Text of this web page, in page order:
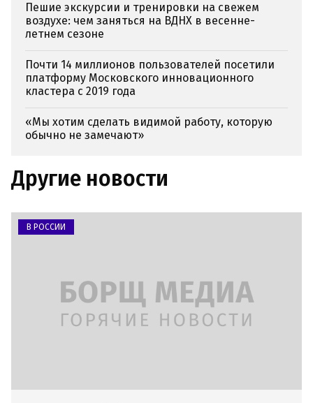
Пешие экскурсии и тренировки на свежем
воздухе: чем заняться на ВДНХ в весенне-
летнем сезоне
Почти 14 миллионов пользователей посетили
платформу Московского инновационного
кластера с 2019 года
«Мы хотим сделать видимой работу, которую
обычно не замечают»
Другие новости
В РОССИИ